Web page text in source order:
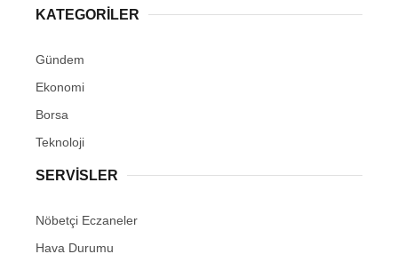
KATEGORİLER
Gündem
Ekonomi
Borsa
Teknoloji
SERVİSLER
Nöbetçi Eczaneler
Hava Durumu